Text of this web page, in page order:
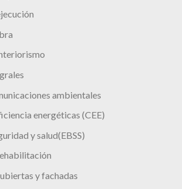
ambientales
energéticas (CEE)
y salud(EBSS)
y fachadas